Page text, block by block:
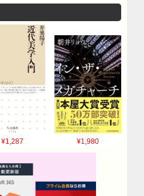
¥1,287 ¥1,980